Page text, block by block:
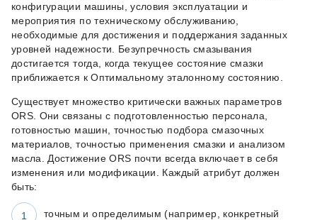
конфигурации машины, условия эксплуатации и
мероприятия по техническому обслуживанию,
необходимые для достижения и поддержания заданных
уровней надежности. Безупречность смазывания
достигается тогда, когда текущее состояние смазки
приближается к Оптимальному эталонному состоянию.
Существует множество критически важных параметров
ORS. Они связаны с подготовленностью персонала,
готовностью машин, точностью подбора смазочных
материалов, точностью применения смазки и анализом
масла. Достижение ORS почти всегда включает в себя
изменения или модификации. Каждый атрибут должен
быть:
точным и определимым (например, конкретный